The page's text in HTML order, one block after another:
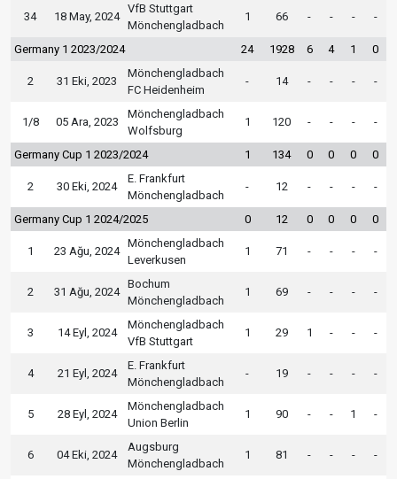
34 18 May, 2024
VfB Stuttgart
Mönchengladbach
1 66 - - - -
Germany 1 2023/2024 24 1928 6 4 1 0
2 31 Eki, 2023
Mönchengladbach
FC Heidenheim
- 14 - - - -
1/8 05 Ara, 2023
Mönchengladbach
Wolfsburg
1 120 - - - -
Germany Cup 1 2023/2024 1 134 0 0 0 0
2 30 Eki, 2024
E. Frankfurt
Mönchengladbach
- 12 - - - -
Germany Cup 1 2024/2025 0 12 0 0 0 0
1 23 Ağu, 2024
Mönchengladbach
Leverkusen
1 71 - - - -
2 31 Ağu, 2024
Bochum
Mönchengladbach
1 69 - - - -
3 14 Eyl, 2024
Mönchengladbach
VfB Stuttgart
1 29 1 - - -
4 21 Eyl, 2024
E. Frankfurt
Mönchengladbach
- 19 - - - -
5 28 Eyl, 2024
Mönchengladbach
Union Berlin
1 90 - - 1 -
6 04 Eki, 2024
Augsburg
Mönchengladbach
1 81 - - - -